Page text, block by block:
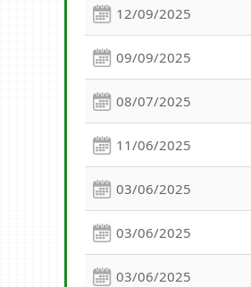
12/09/2025
09/09/2025
08/07/2025
11/06/2025
03/06/2025
03/06/2025
03/06/2025